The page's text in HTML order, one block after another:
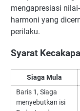
mengapresiasi
harmoni yang
perilaku.
Syarat
Siaga Mula
Baris 1, Siaga
menyebutkan isi